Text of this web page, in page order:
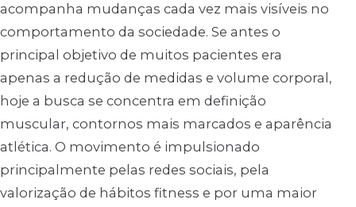
acompanha mudanças cada vez mais visíveis no
comportamento da sociedade. Se antes o
principal objetivo de muitos pacientes era
apenas a redução de medidas e volume corporal,
hoje a busca se concentra em definição
muscular, contornos mais marcados e aparência
atlética. O movimento é impulsionado
principalmente pelas redes sociais, pela
valorização de hábitos fitness e por uma maior